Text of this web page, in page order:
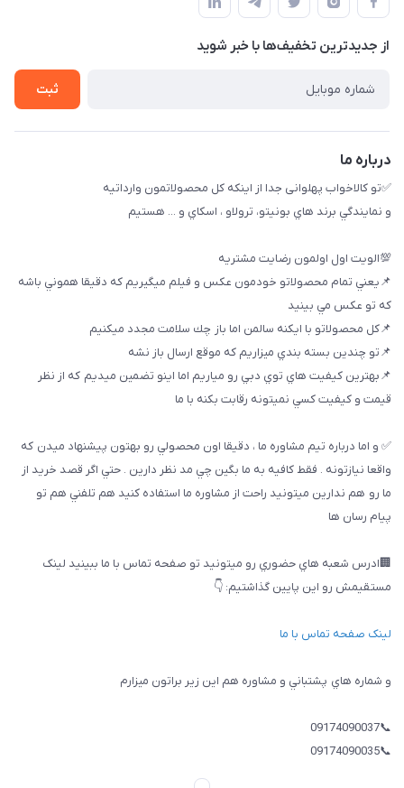
بوشهر ، بندر ديلم، خيابان ساحلي ، بازار كويتي، روبرو شيلات
پنجمين فروشگاه كالاخواب پهلواني
راهنماي خريد
لیست محصولات
تماس با ما
از جدید‌ترین تخفیف‌ها با‌ خبر شوید
ثبت
درباره ما
✅تو كالاخواب پهلوانى جدا از اينكه كل محصولاتمون وارداتيه
و نمايندگي برند هاي بونيتو، ترولاو ، اسكاي و ... هستيم
💯الويت اول اولمون رضايت مشتريه
📌يعني تمام محصولاتو خودمون عكس و فيلم ميگيريم كه دقيقا هموني باشه
كه تو عكس مي بينيد
📌كل محصولاتو با ايكنه سالمن اما باز چك سلامت مجدد ميكنيم
📌تو چندين بسته بندي ميزاريم كه موقع ارسال باز نشه
📌بهترين كيفيت هاي توي دبي رو مياريم اما اينو تضمين ميديم كه از نظر
قيمت و كيفيت كسي نميتونه رقابت بكنه با ما
✅ و اما درباره تيم مشاوره ما ، دقيقا اون محصولي رو بهتون پيشنهاد ميدن كه
واقعا نيازتونه . فقط كافيه به ما بگين چي مد نظر دارين . حتي اگر قصد خريد از
ما رو هم ندارين ميتونيد راحت از مشاوره ما استفاده كنيد هم تلفني هم تو
پيام رسان ها
🏢ادرس شعبه هاي حضوري رو ميتونيد تو صفحه تماس با ما ببینيد لینک
مستقیمش رو این پایین گذاشتیم: 👇
لینک صفحه تماس با ما
و شماره هاي پشتباني و مشاوره هم اين زير براتون ميزارم
📞09174090037
📞09174090035